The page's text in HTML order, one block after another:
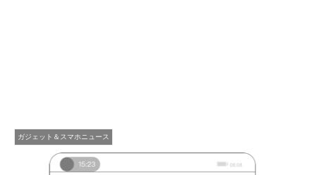
ガジェット＆スマホニュース